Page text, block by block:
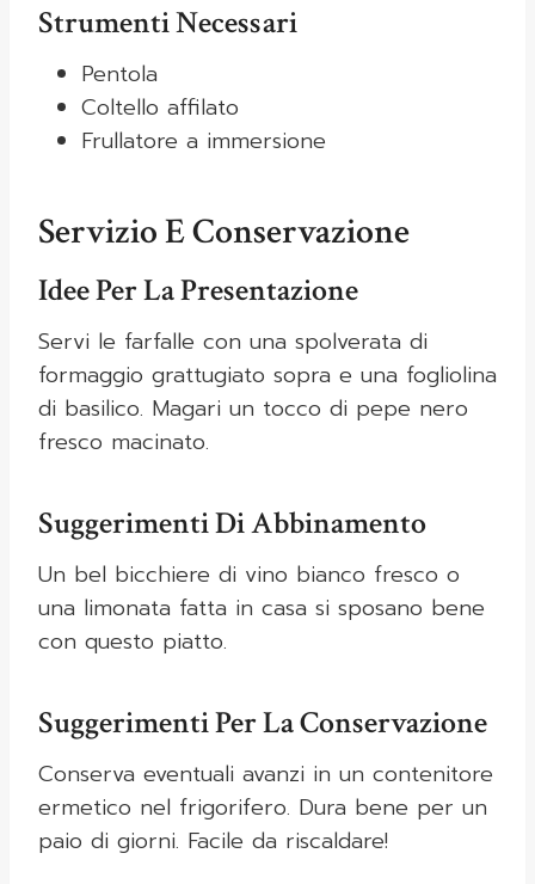
Strumenti Necessari
Pentola
Coltello affilato
Frullatore a immersione
Servizio E Conservazione
Idee Per La Presentazione
Servi le farfalle con una spolverata di
formaggio grattugiato sopra e una fogliolina
di basilico. Magari un tocco di pepe nero
fresco macinato.
Suggerimenti Di Abbinamento
Un bel bicchiere di vino bianco fresco o
una limonata fatta in casa si sposano bene
con questo piatto.
Suggerimenti Per La Conservazione
Conserva eventuali avanzi in un contenitore
ermetico nel frigorifero. Dura bene per un
paio di giorni. Facile da riscaldare!